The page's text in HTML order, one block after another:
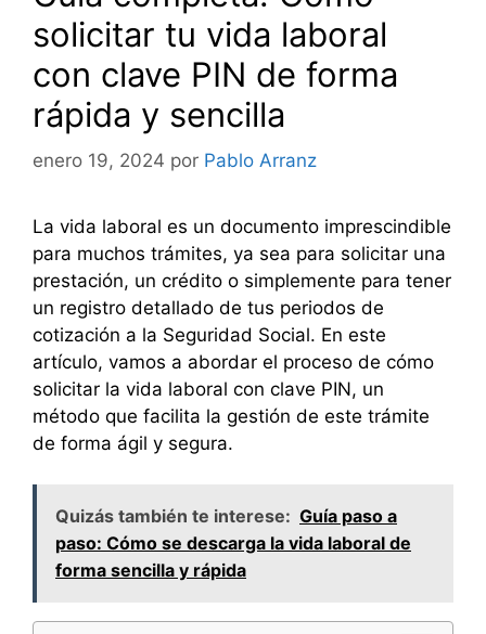
solicitar tu vida laboral
con clave PIN de forma
rápida y sencilla
enero 19, 2024 por Pablo Arranz
La vida laboral es un documento imprescindible
para muchos trámites, ya sea para solicitar una
prestación, un crédito o simplemente para tener
un registro detallado de tus periodos de
cotización a la Seguridad Social. En este
artículo, vamos a abordar el proceso de cómo
solicitar la vida laboral con clave PIN, un
método que facilita la gestión de este trámite
de forma ágil y segura.
Quizás también te interese: Guía paso a
paso: Cómo se descarga la vida laboral de
forma sencilla y rápida